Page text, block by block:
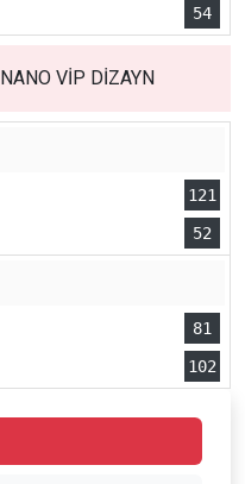
54
NANO VİP DİZAYN
121
52
81
102